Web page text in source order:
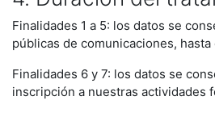
Finalidades 1 a 5: los datos se
públicas de comunicaciones,
Finalidades 6 y 7: los datos se
inscripción a nuestras actividades